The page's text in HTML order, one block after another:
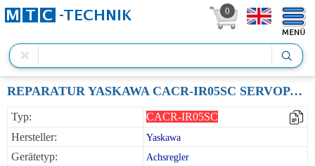
0
REPARATUR YASKAWA CACR-IR05SC SERVOPACK AC SERVOAMPLIFIER FüR STROM-CONTROL NENNANSCHLUßSPANNUNG 200VAC 50/60HZ AUSGANGSLEISTUNG 500W 4.2A 1-ACHSE
Typ:
CACR-IR05SC
Hersteller:
Yaskawa
Gerätetyp: Achsregler